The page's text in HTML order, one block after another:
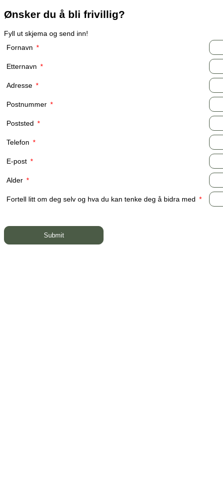
Ønsker du å bli frivillig?
Fyll ut skjema og send inn!
Fornavn *
Etternavn *
Adresse *
Postnummer *
Poststed *
Telefon *
E-post *
Alder *
Fortell litt om deg selv og hva du kan tenke deg å bidra med *